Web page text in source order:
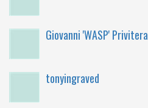
Giovanni 'WASP' Privitera
tonyingraved